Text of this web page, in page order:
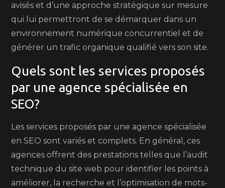
avisés et d’une approche stratégique sur mesure
qui lui permettront de se démarquer dans un
environnement numérique concurrentiel et de
générer un trafic organique qualifié vers son site.
Quels sont les services proposés
par une agence spécialisée en
SEO?
Les services proposés par une agence spécialisée
en SEO sont variés et complets. En général, ces
agences offrent des prestations telles que l’audit
technique du site web pour identifier les points à
améliorer, la recherche et l’optimisation de mots-